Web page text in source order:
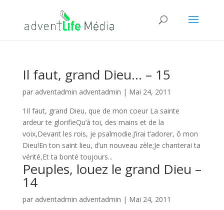
Il faut, grand Dieu… – 15
par adventadmin adventadmin | Mai 24, 2011
1Il faut, grand Dieu, que de mon coeur La sainte
ardeur te glorifieQu’à toi, des mains et de la
voix,Devant les rois, je psalmodie.J’irai t’adorer, ô mon
Dieu!En ton saint lieu, d’un nouveau zèle;Je chanterai ta
vérité,Et ta bonté toujours...
Peuples, louez le grand Dieu –
14
par adventadmin adventadmin | Mai 24, 2011